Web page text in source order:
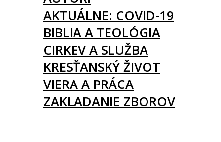
AKTUÁLNE: COVID-19
BIBLIA A TEOLÓGIA
CIRKEV A SLUŽBA
KRESŤANSKÝ ŽIVOT
VIERA A PRÁCA
ZAKLADANIE ZBOROV